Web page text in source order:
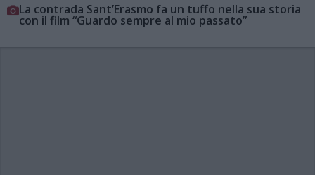
La contrada Sant’Erasmo fa un tuffo nella sua storia
con il film “Guardo sempre al mio passato”